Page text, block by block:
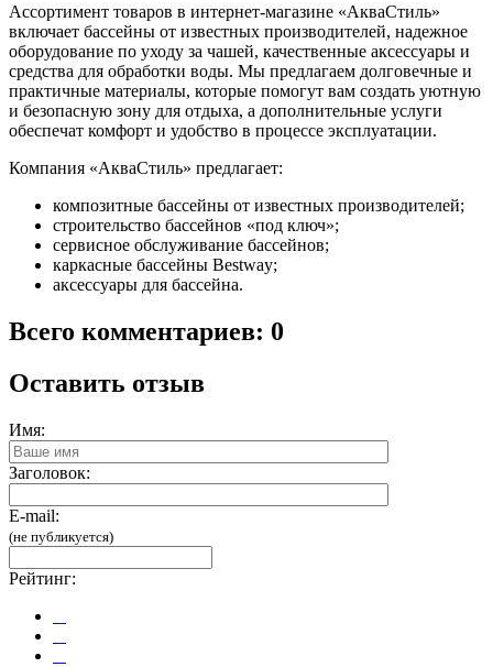
Ассортимент товаров в интернет-магазине «АкваСтиль»
включает бассейны от известных производителей, надежное
оборудование по уходу за чашей, качественные аксессуары и
средства для обработки воды. Мы предлагаем долговечные и
практичные материалы, которые помогут вам создать уютную
и безопасную зону для отдыха, а дополнительные услуги
обеспечат комфорт и удобство в процессе эксплуатации.
Компания «АкваСтиль» предлагает:
композитные бассейны от известных производителей;
строительство бассейнов «под ключ»;
сервисное обслуживание бассейнов;
каркасные бассейны Bestway;
аксессуары для бассейна.
Всего комментариев: 0
Оставить отзыв
Имя:
Заголовок:
E-mail:
(не публикуется)
Рейтинг: